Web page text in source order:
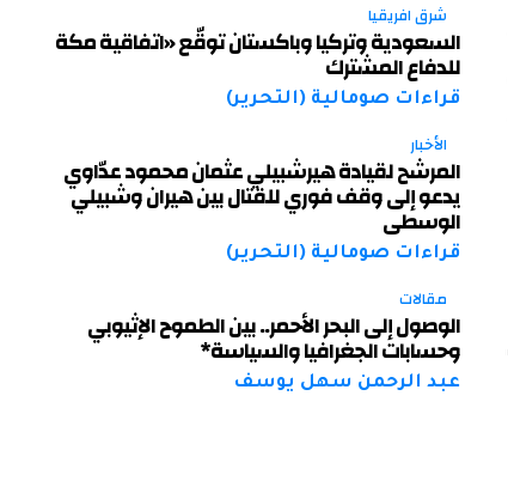
شرق افريقيا
السعودية وتركيا وباكستان توقّع «اتفاقية مكة
للدفاع المشترك
قراءات صومالية (التحرير)
الأخبار
المرشح لقيادة هيرشبيلي عثمان محمود عدّاوي
يدعو إلى وقف فوري للقتال بين هيران وشبيلي
الوسطى
قراءات صومالية (التحرير)
مقالات
الوصول إلى البحر الأحمر.. بين الطموح الإثيوبي
وحسابات الجغرافيا والسياسة*
عبد الرحمن سهل يوسف